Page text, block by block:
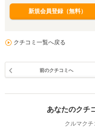
新規会員登録（無料）
クチコミ一覧へ戻る
前のクチコミへ
あなたのクチ
クルマクチ